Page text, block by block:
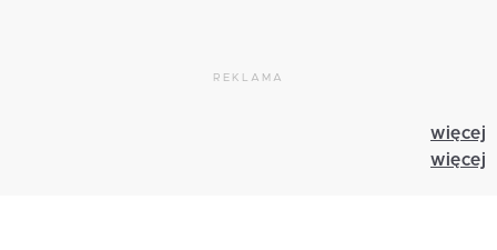
REKLAMA
więcej
więcej